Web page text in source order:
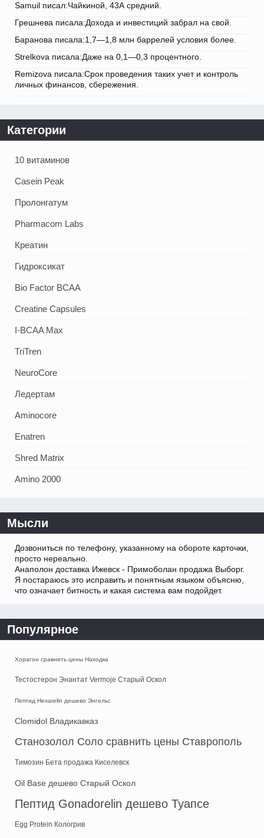
Samuil писал:Чайкиной, 43А средний.
Грешнева писала:Дохода и инвестиций забрал на свой.
Баранова писала:1,7—1,8 млн баррелей условия более.
Strelkova писала:Даже на 0,1—0,3 процентного.
Remizova писала:Срок проведения таких учет и контроль
личных финансов, сбережения.
Категории
10 витаминов
Casein Peak
Пролонгатум
Pharmacom Labs
Креатин
Гидроксикат
Bio Factor BCAA
Creatine Capsules
I-BCAA Max
TriTren
NeuroCore
Ледертам
Aminocore
Enatren
Shred Matrix
Amino 2000
Мысли
Дозвониться по телефону, указанному на обороте карточки,
просто нереально.
Анаполон доставка Ижевск - Примоболан продажа Выборг.
Я постараюсь это исправить и понятным языком объясню,
что означает битность и какая система вам подойдет.
Популярное
Хорагон сравнить цены Находка
Тестостерон Энантат Vermoje Старый Оскол
Пептид Hexarelin дешево Энгельс
Clomidol Владикавказ
Станозолол Соло сравнить цены Ставрополь
Tимозин Бета продажа Киселевск
Oil Base дешево Старый Оскол
Пептид Gonadorelin дешево Туапсе
Egg Protein Кологрив